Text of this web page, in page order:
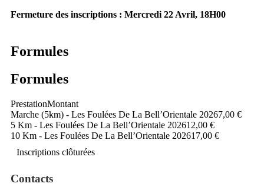
Fermeture des inscriptions : Mercredi 22 Avril, 18H00
Formules
Formules
PrestationMontant
Marche (5km) - Les Foulées De La Bell’Orientale 20267,00 €
5 Km - Les Foulées De La Bell’Orientale 202612,00 €
10 Km - Les Foulées De La Bell’Orientale 202617,00 €
Inscriptions clôturées
Contacts